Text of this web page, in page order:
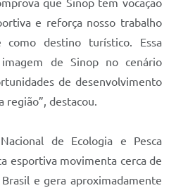
que Sinop tem vocação
e reforça nosso trabalho
destino turístico. Essa
de Sinop no cenário
de desenvolvimento
região”, destacou.
de Ecologia e Pesca
esportiva movimenta cerca de
e gera aproximadamente